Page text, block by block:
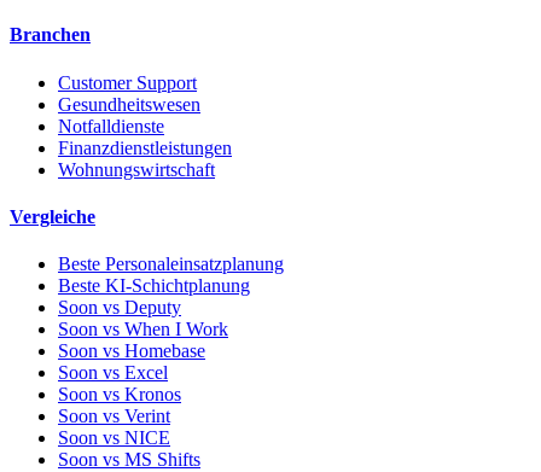
Branchen
Customer Support
Gesundheitswesen
Notfalldienste
Finanzdienstleistungen
Wohnungswirtschaft
Vergleiche
Beste Personaleinsatzplanung
Beste KI-Schichtplanung
Soon vs Deputy
Soon vs When I Work
Soon vs Homebase
Soon vs Excel
Soon vs Kronos
Soon vs Verint
Soon vs NICE
Soon vs MS Shifts